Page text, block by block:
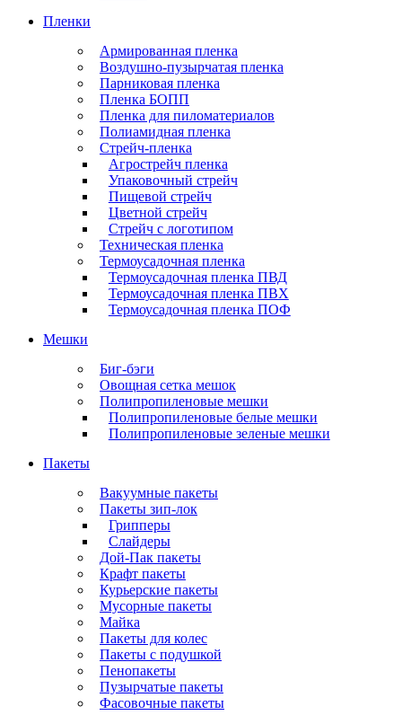
Пленки
Армированная пленка
Воздушно-пузырчатая пленка
Парниковая пленка
Пленка БОПП
Пленка для пиломатериалов
Полиамидная пленка
Стрейч-пленка
Агрострейч пленка
Упаковочный стрейч
Пищевой стрейч
Цветной стрейч
Стрейч с логотипом
Техническая пленка
Термоусадочная пленка
Термоусадочная пленка ПВД
Термоусадочная пленка ПВХ
Термоусадочная пленка ПОФ
Мешки
Биг-бэги
Овощная сетка мешок
Полипропиленовые мешки
Полипропиленовые белые мешки
Полипропиленовые зеленые мешки
Пакеты
Вакуумные пакеты
Пакеты зип-лок
Грипперы
Слайдеры
Дой-Пак пакеты
Крафт пакеты
Курьерские пакеты
Мусорные пакеты
Майка
Пакеты для колес
Пакеты с подушкой
Пенопакеты
Пузырчатые пакеты
Фасовочные пакеты